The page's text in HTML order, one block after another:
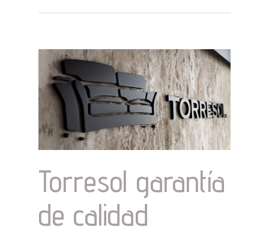
Torresol garantía
de calidad